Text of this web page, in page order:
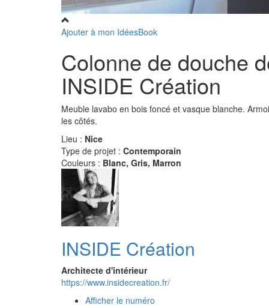
Ajouter à mon IdéesBook
Colonne de douche
INSIDE Création
Meuble lavabo en bois foncé et vasque blanche.
les côtés.
Lieu : Nice
Type de projet : Contemporain
Couleurs : Blanc, Gris, Marron
INSIDE Création
Architecte d'intérieur
https://www.insidecreation.fr/
Afficher le numéro